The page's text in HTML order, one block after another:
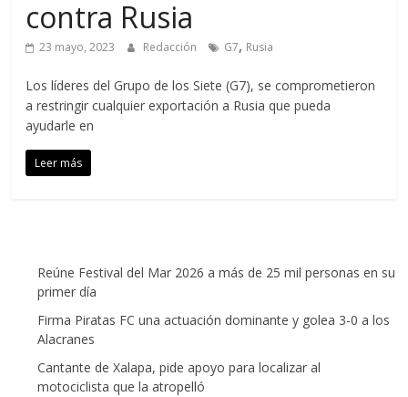
contra Rusia
23 mayo, 2023 Redacción G7, Rusia
Los líderes del Grupo de los Siete (G7), se comprometieron
a restringir cualquier exportación a Rusia que pueda
ayudarle en
Leer más
Reúne Festival del Mar 2026 a más de 25 mil personas en su
primer día
Firma Piratas FC una actuación dominante y golea 3-0 a los
Alacranes
Cantante de Xalapa, pide apoyo para localizar al
motociclista que la atropelló